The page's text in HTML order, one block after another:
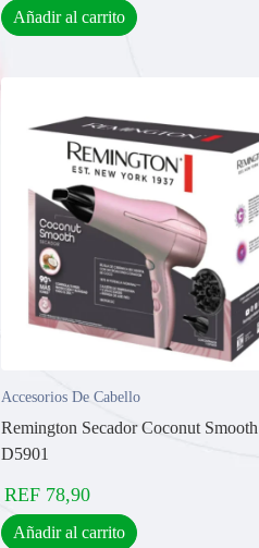
Añadir al carrito
Accesorios De Cabello
Remington Secador Coconut Smooth
D5901
REF 78,90
Añadir al carrito